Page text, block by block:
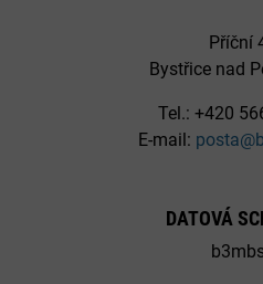
Příční
Bystřice nad
Tel.: +420
E-mail:
DATOVÁ